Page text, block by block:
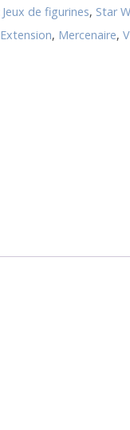
Jeux de figurines, Star
Extension, Mercenaire,